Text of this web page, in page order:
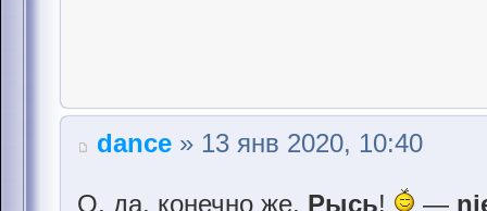
dance » 13 янв 2020, 10:40
О, да, конечно же, Рысь! —